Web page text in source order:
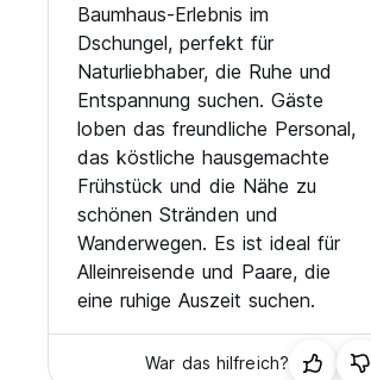
Baumhaus-Erlebnis im
Dschungel, perfekt für
Naturliebhaber, die Ruhe und
Entspannung suchen. Gäste
loben das freundliche Personal,
das köstliche hausgemachte
Frühstück und die Nähe zu
schönen Stränden und
Wanderwegen. Es ist ideal für
Alleinreisende und Paare, die
eine ruhige Auszeit suchen.
War das hilfreich?